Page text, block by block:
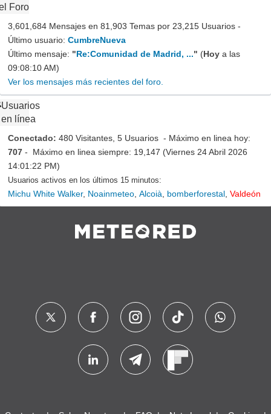
Foro
3,601,684 Mensajes en 81,903 Temas por 23,215 Usuarios -
Último usuario: CumbreNueva
Último mensaje: "Re:Comunidad de Madrid, ..." (Hoy a las
09:08:10 AM)
Ver los mensajes más recientes del foro.
Usuarios
en línea
Conectado: 480 Visitantes, 5 Usuarios - Máximo en linea hoy:
707 - Máximo en linea siempre: 19,147 (Viernes 24 Abril 2026
14:01:22 PM)
Usuarios activos en los últimos 15 minutos:
Michu White Walker, Noainmeteo Alcoià bomberforestal Valdeón